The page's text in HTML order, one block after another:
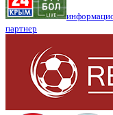
партнер